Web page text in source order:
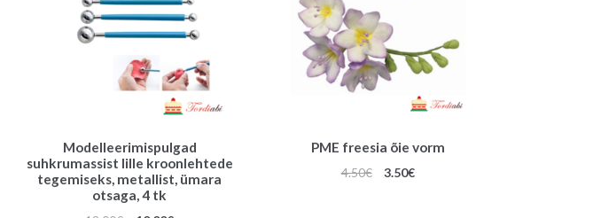
Modelleerimispulgad
suhkrumassist lille kroonlehtede
tegemiseks, metallist, ümara
otsaga, 4 tk
PME freesia õie vorm
4.50€
Algne
3.50€Praegune